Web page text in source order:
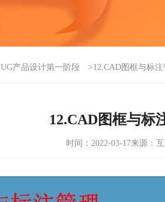
UG产品设计第一阶段 >12.CAD图框与标注
12.CAD图框与标
时间：2022-03-17来源：互